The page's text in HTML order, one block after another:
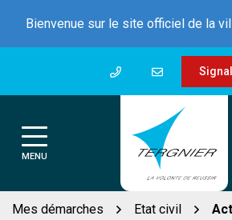
contenu
Bienvenue sur le site officiel de la
MENU
Mes démarches Etat civil